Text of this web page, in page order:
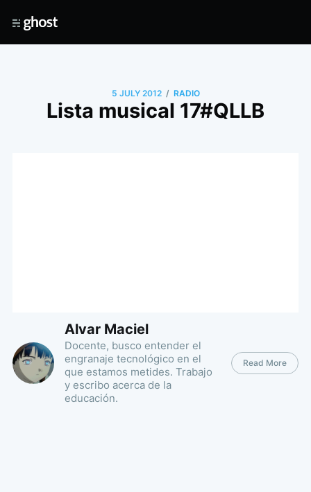
5 JULY 2012 / RADIO
Lista musical 17#QLLB
Alvar Maciel
Docente, busco entender el
engranaje tecnológico en el
que estamos metides. Trabajo
y escribo acerca de la
educación.
Read More